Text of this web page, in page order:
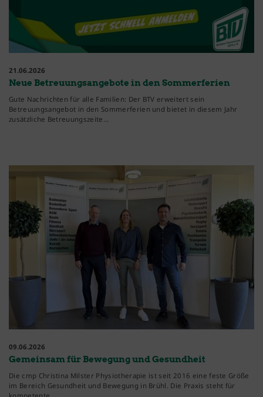
21.06.2026
Neue Betreuungsangebote in den Sommerferien
Gute Nachrichten für alle Familien: Der BTV erweitert sein
Betreuungsangebot in den Sommerferien und bietet in diesem Jahr
zusätzliche Betreuungszeite…
09.06.2026
Gemeinsam für Bewegung und Gesundheit
Die cmp Christina Milster Physiotherapie ist seit 2016 eine feste Größe
im Bereich Gesundheit und Bewegung in Brühl. Die Praxis steht für